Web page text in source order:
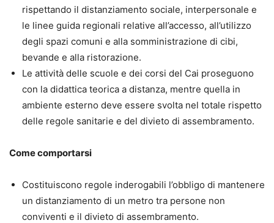
rispettando il distanziamento sociale, interpersonale e
le linee guida regionali relative all’accesso, all’utilizzo
degli spazi comuni e alla somministrazione di cibi,
bevande e alla ristorazione.
Le attività delle scuole e dei corsi del Cai proseguono
con la didattica teorica a distanza, mentre quella in
ambiente esterno deve essere svolta nel totale rispetto
delle regole sanitarie e del divieto di assembramento.
Come comportarsi
Costituiscono regole inderogabili l’obbligo di mantenere
un distanziamento di un metro tra persone non
conviventi e il divieto di assembramento.